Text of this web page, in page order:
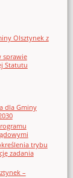
Olsztynek z
sprawie
Statutu
dla Gminy
trybu
zadania
–